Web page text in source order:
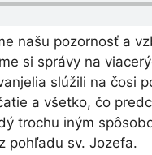
našu pozornosť a
si správy na
slúžili na čosi
a všetko, čo
trochu iným
pohľadu sv. Jozefa.